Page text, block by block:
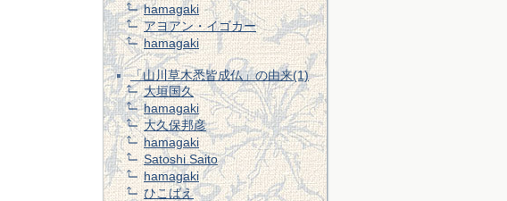
hamagaki
アヨアン・イゴカー
hamagaki
「山川草木悉皆成仏」の由来(1)
大垣国久
hamagaki
大久保邦彦
hamagaki
Satoshi Saito
hamagaki
ひこばえ